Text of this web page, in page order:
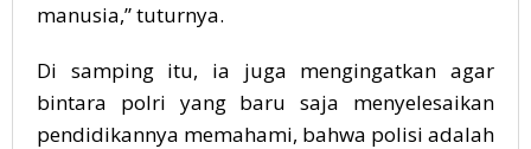
manusia,” tuturnya.
Di samping itu, ia juga mengingatkan agar
bintara polri yang baru saja menyelesaikan
pendidikannya memahami, bahwa polisi adalah